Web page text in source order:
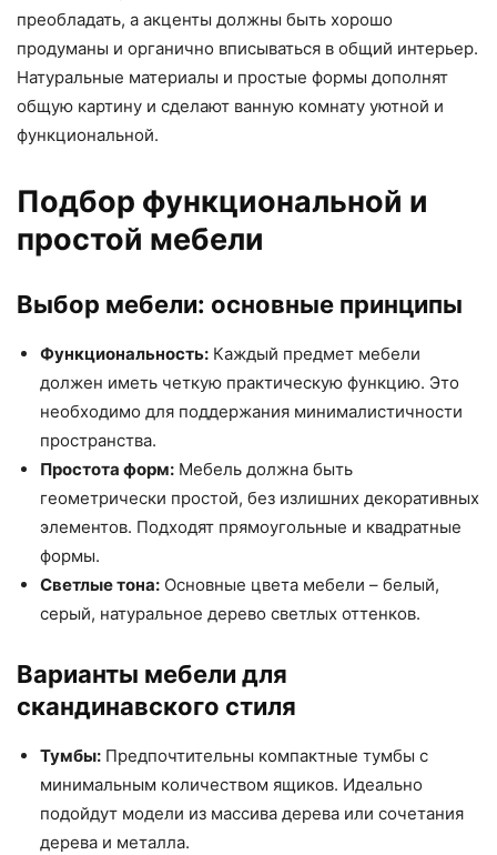
преобладать, а акценты должны быть хорошо
продуманы и органично вписываться в общий интерьер.
Натуральные материалы и простые формы дополнят
общую картину и сделают ванную комнату уютной и
функциональной.
Подбор функциональной и
простой мебели
Выбор мебели: основные принципы
Функциональность: Каждый предмет мебели
должен иметь четкую практическую функцию. Это
необходимо для поддержания минималистичности
пространства.
Простота форм: Мебель должна быть
геометрически простой, без излишних декоративных
элементов. Подходят прямоугольные и квадратные
формы.
Светлые тона: Основные цвета мебели – белый,
серый, натуральное дерево светлых оттенков.
Варианты мебели для
скандинавского стиля
Тумбы: Предпочтительны компактные тумбы с
минимальным количеством ящиков. Идеально
подойдут модели из массива дерева или сочетания
дерева и металла.